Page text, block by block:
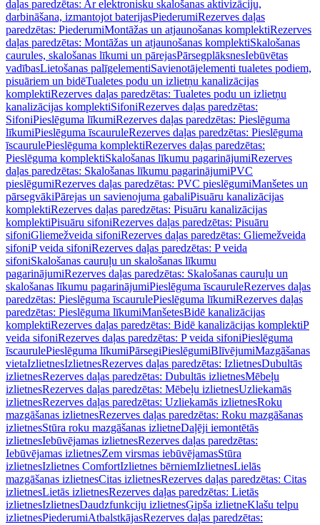
daļas paredzētas: Ar elektronisku skalošanas aktivizāciju,
darbināšana, izmantojot baterijasPiederumiRezerves daļas
paredzētas: PiederumiMontāžas un atjaunošanas komplektiRezerves
daļas paredzētas: Montāžas un atjaunošanas komplektiSkalošanas
caurules, skalošanas līkumi un pārejasPārsegplāksnesIebūvētas
vadībasLietošanas palīgelementiSavienotājelementi tualetes podiem,
pisuāriem un bidēTualetes podu un izlietņu kanalizācijas
komplektiRezerves daļas paredzētas: Tualetes podu un izlietņu
kanalizācijas komplektiSifoniRezerves daļas paredzētas:
SifoniPieslēguma līkumiRezerves daļas paredzētas: Pieslēguma
līkumiPieslēguma īscauruleRezerves daļas paredzētas: Pieslēguma
īscaurulePieslēguma komplektiRezerves daļas paredzētas:
Pieslēguma komplektiSkalošanas līkumu pagarinājumiRezerves
daļas paredzētas: Skalošanas līkumu pagarinājumiPVC
pieslēgumiRezerves daļas paredzētas: PVC pieslēgumiManšetes un
pārsegvākiPārejas un savienojuma gabaliPisuāru kanalizācijas
komplektiRezerves daļas paredzētas: Pisuāru kanalizācijas
komplektiPisuāru sifoniRezerves daļas paredzētas: Pisuāru
sifoniGliemežveida sifoniRezerves daļas paredzētas: Gliemežveida
sifoniP veida sifoniRezerves daļas paredzētas: P veida
sifoniSkalošanas cauruļu un skalošanas līkumu
pagarinājumiRezerves daļas paredzētas: Skalošanas cauruļu un
skalošanas līkumu pagarinājumiPieslēguma īscauruleRezerves daļas
paredzētas: Pieslēguma īscaurulePieslēguma līkumiRezerves daļas
paredzētas: Pieslēguma līkumiManšetesBidē kanalizācijas
komplektiRezerves daļas paredzētas: Bidē kanalizācijas komplektiP
veida sifoniRezerves daļas paredzētas: P veida sifoniPieslēguma
īscaurulePieslēguma līkumiPārsegiPieslēgumiBlīvējumiMazgāšanas
vietaIzlietnesIzlietnesRezerves daļas paredzētas: IzlietnesDubultās
izlietnesRezerves daļas paredzētas: Dubultās izlietnesMēbeļu
izlietnesRezerves daļas paredzētas: Mēbeļu izlietnesUzliekamās
izlietnesRezerves daļas paredzētas: Uzliekamās izlietnesRoku
mazgāšanas izlietnesRezerves daļas paredzētas: Roku mazgāšanas
izlietnesStūra roku mazgāšanas izlietneDaļēji iemontētās
izlietnesIebūvējamas izlietnesRezerves daļas paredzētas:
Iebūvējamas izlietnesZem virsmas iebūvējamasStūra
izlietnesIzlietnes ComfortIzlietnes bērniemIzlietnesLielās
mazgāšanas izlietnesCitas izlietnesRezerves daļas paredzētas: Citas
izlietnesLietās izlietnesRezerves daļas paredzētas: Lietās
izlietnesIzlietnesDaudzfunkciju izlietnesĢipša izlietneKlašu telpu
izlietnesPiederumiAtbalstkājasRezerves daļas paredzētas: